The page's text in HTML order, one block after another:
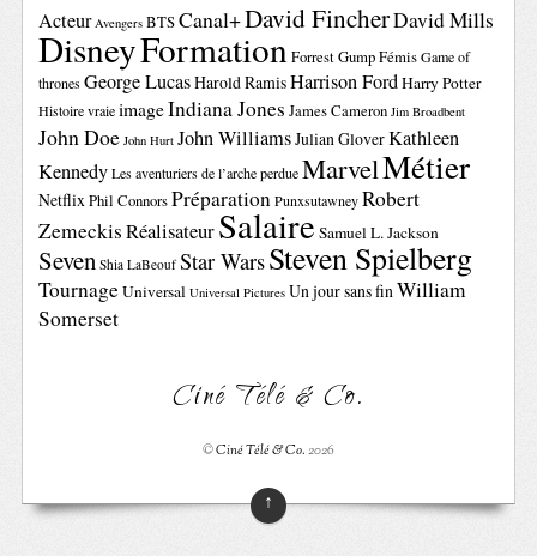
Acteur Avengers BTSCanal+David FincherDavid Mills
DisneyFormationForrest GumpFémis Game of
thrones George LucasHarold RamisHarrison FordHarry Potter
Histoire vraie imageIndiana Jones James Cameron Jim Broadbent
John Doe John Hurt John WilliamsJulian GloverKathleen
Kennedy Les aventuriers de l’arche perdue MarvelMétier
NetflixPhil ConnorsPréparation Punxsutawney Robert
ZemeckisRéalisateurSalaire Samuel L. Jackson
Seven Shia LaBeouf Star WarsSteven Spielberg
TournageUniversal Universal Pictures Un jour sans finWilliam
Somerset
Ciné Télé & Co.
©Ciné Télé & Co.2026
↑